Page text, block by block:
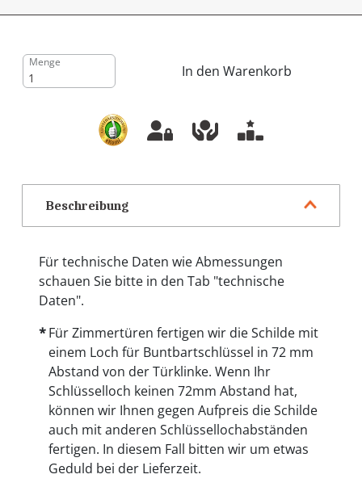
Menge
In den Warenkorb
Beschreibung
Für technische Daten wie Abmessungen
schauen Sie bitte in den Tab "technische
Daten".
Für Zimmertüren fertigen wir die Schilde mit
einem Loch für Buntbartschlüssel in 72 mm
Abstand von der Türklinke. Wenn Ihr
Schlüsselloch keinen 72mm Abstand hat,
können wir Ihnen gegen Aufpreis die Schilde
auch mit anderen Schlüssellochabständen
fertigen. In diesem Fall bitten wir um etwas
Geduld bei der Lieferzeit.